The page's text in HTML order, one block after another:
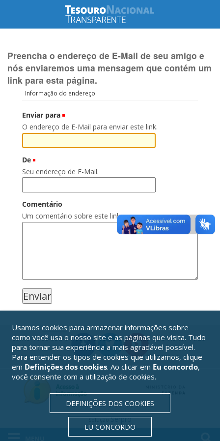
Preencha o endereço de E-Mail de seu amigo e
nós enviaremos uma mensagem que contém um
link para esta página.
Informação do endereço
Enviar para
O endereço de E-Mail para enviar este link.
De
Seu endereço de E-Mail.
Comentário
Um comentário sobre este link.
SoluçãoSerpro
Usamos cookies para armazenar informações sobre
como você usa o nosso site e as páginas que visita. Tudo
para tornar sua experiência a mais agradável possível.
Para entender os tipos de cookies que utilizamos, clique
em Definições dos cookies. Ao clicar em Eu concordo,
você consente com a utilização de cookies.
DEFINIÇÕES DOS COOKIES
EU CONCORDO